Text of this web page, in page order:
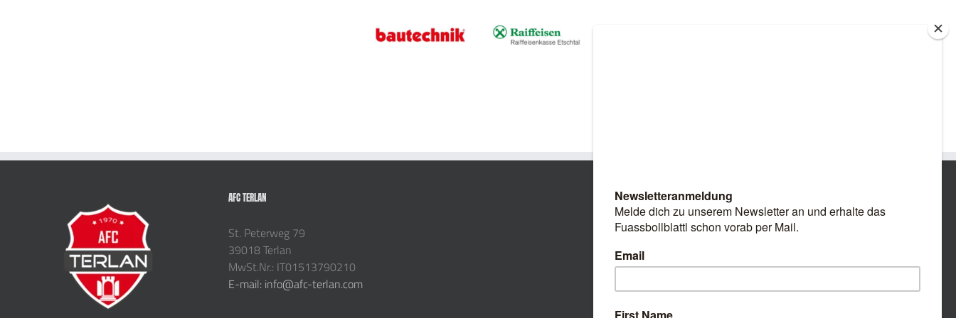
AFC TERLAN
St. Peterweg 79
39018 Terlan
MwSt.Nr.: IT01513790210
E-mail: info@afc-terlan.com